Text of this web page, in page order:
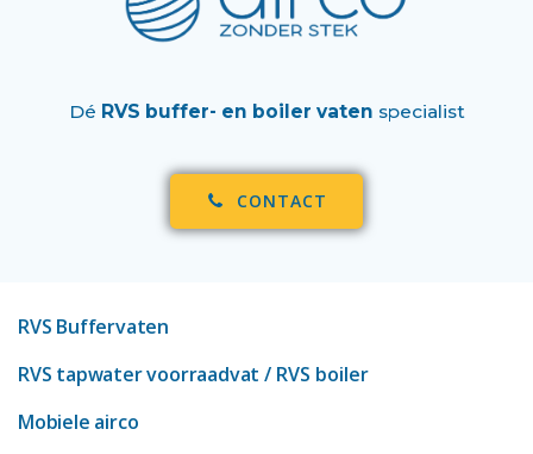
Dé RVS buffer- en boiler vaten specialist
CONTACT
RVS Buffervaten
RVS tapwater voorraadvat / RVS boiler
Mobiele airco